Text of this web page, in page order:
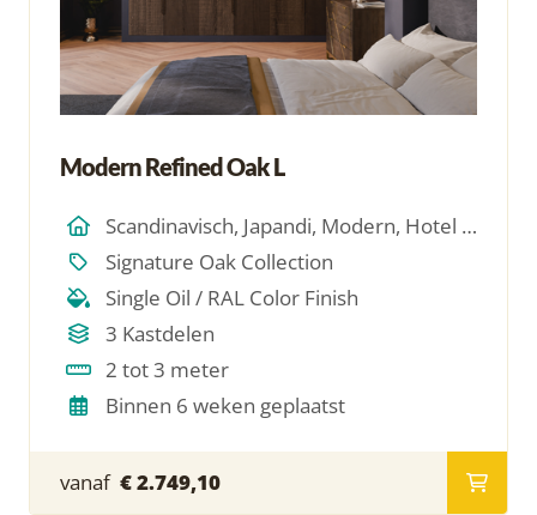
Modern Refined Oak L
Scandinavisch, Japandi, Modern, Hotel Chique, Minimalistich
Signature Oak Collection
Single Oil / RAL Color Finish
3 Kastdelen
2 tot 3 meter
Binnen 6 weken geplaatst
vanaf € 2.749,10